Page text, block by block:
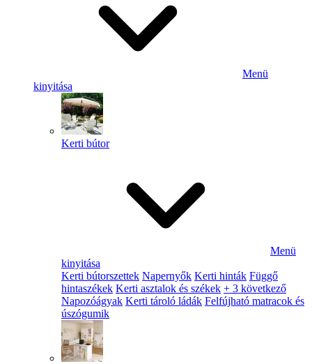
Menü
kinyitása
Kerti bútor
Menü
kinyitása
Kerti bútorszettek Napernyők Kerti hinták Függő
hintaszékek Kerti asztalok és székek + 3 következő
Napozóágyak Kerti tároló ládák Felfújható matracok és
úszógumik